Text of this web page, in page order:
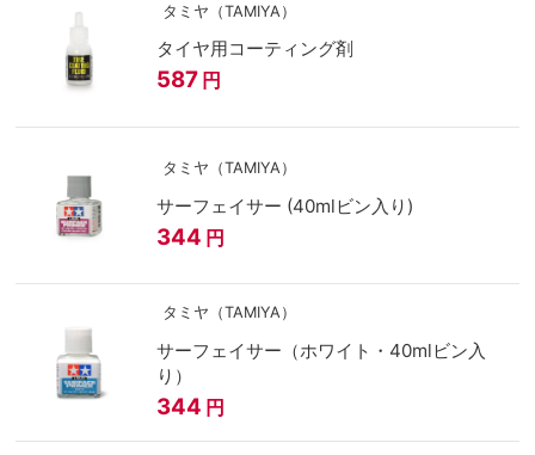
タミヤ（TAMIYA）
タイヤ用コーティング剤
587 円
タミヤ（TAMIYA）
サーフェイサー (40mlビン入り)
344 円
タミヤ（TAMIYA）
サーフェイサー（ホワイト・40mlビン入
り）
344 円